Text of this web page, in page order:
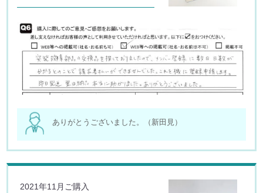
ありがとうございました。（新田見）
2021年11月ご購入